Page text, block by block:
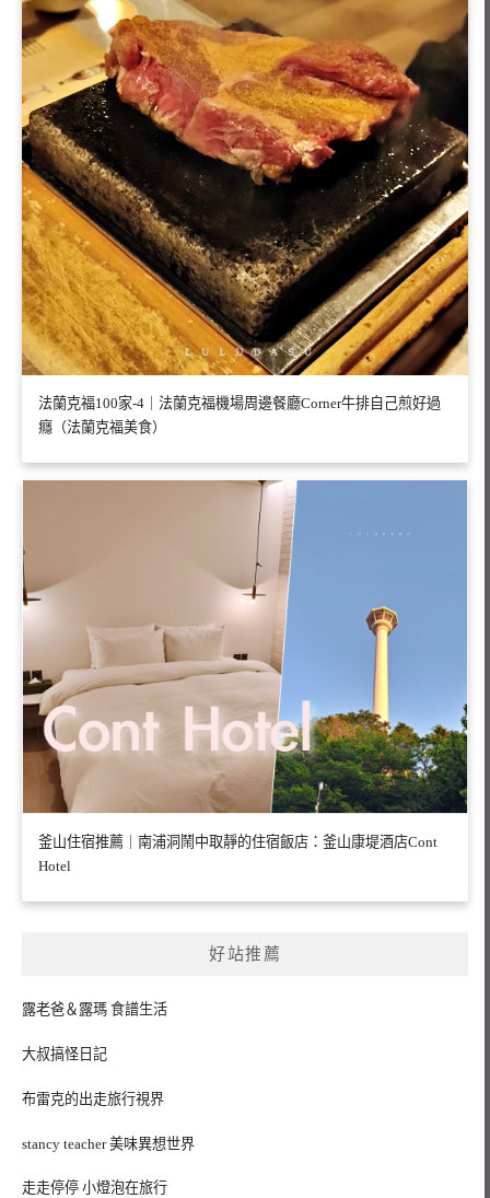
法蘭克福100家-4｜法蘭克福機場周邊餐廳Corner牛排自己煎好過
癮（法蘭克福美食）
釜山住宿推薦｜南浦洞鬧中取靜的住宿飯店：釜山康堤酒店Cont
Hotel
好站推薦
露老爸＆露瑪 食譜生活
大叔搞怪日記
布雷克的出走旅行視界
stancy teacher 美味異想世界
走走停停 小燈泡在旅行